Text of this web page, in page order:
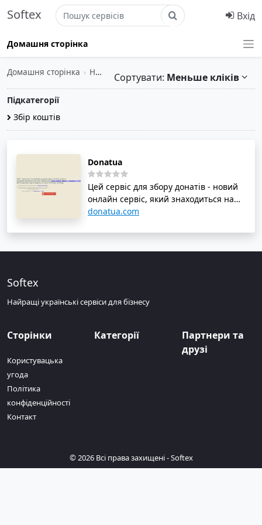
Softex Вхід
Домашня сторінка
Домашня сторінка › Неприбуткові організації Сортувати: Меньше кліків
Підкатегорії
Збір коштів
Donatua
Цей сервіс для збору донатів - новий
онлайн сервіс, який знаходиться на
етапі альфа-тестування. Для
українську банківську карту. У зв'язку з
пошту. Для швидкого та зручного
входу у систему, доступна можливість
запису Google. Приєднуйтесь до
тестування цього сервісу, щоб
допомогти вдосконалити його перед
donatua.com
Softex
Найращі українські сервіси для бізнесу
Сторінки
Користувацька
угода
Політика
конфіденційності
Контакт
Категорії
Партнери та
друзі
© 2026 Всі права захищені -Softex